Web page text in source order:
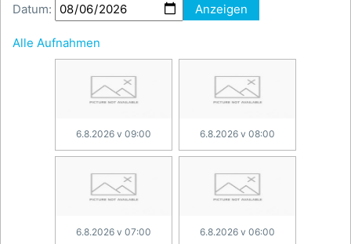
Datum: Anzeigen
Alle Aufnahmen
6.8.2026 v 09:00 6.8.2026 v 08:00
6.8.2026 v 07:00 6.8.2026 v 06:00